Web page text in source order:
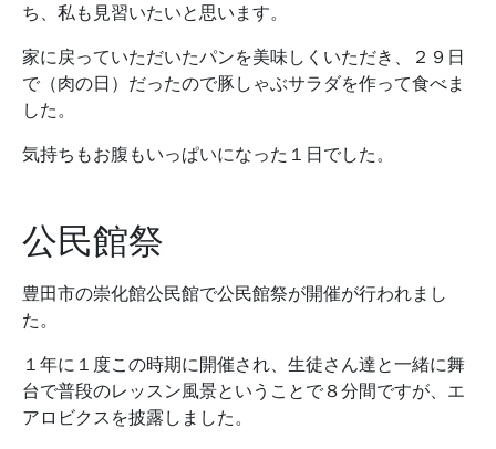
ち、私も見習いたいと思います。
家に戻っていただいたパンを美味しくいただき、２９日
で（肉の日）だったので豚しゃぶサラダを作って食べま
した。
気持ちもお腹もいっぱいになった１日でした。
公民館祭
豊田市の崇化館公民館で公民館祭が開催が行われまし
た。
１年に１度この時期に開催され、生徒さん達と一緒に舞
台で普段のレッスン風景ということで８分間ですが、エ
アロビクスを披露しました。